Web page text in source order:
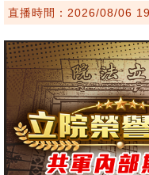
直播時間：2026/08/06